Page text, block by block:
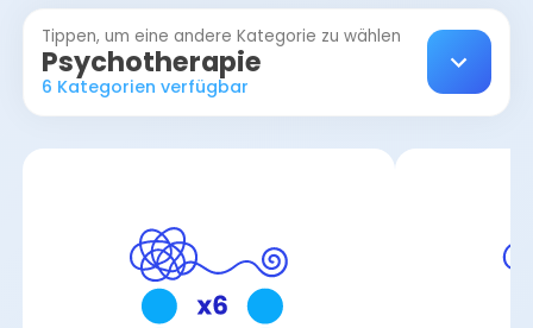
Tippen, um eine andere Kategorie zu wählen
Psychotherapie
6 Kategorien verfügbar